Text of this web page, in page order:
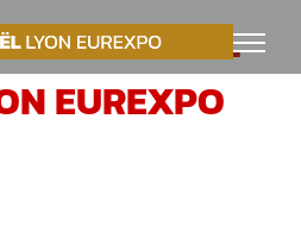
DE NOËL
EUREXPO